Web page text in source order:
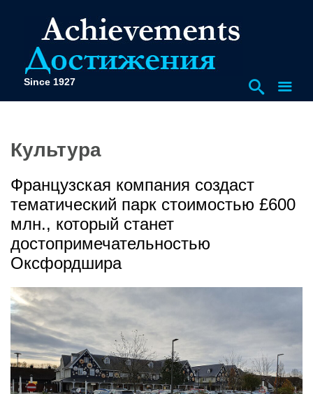
Since 1927
Культура
Французская компания создаст
тематический парк стоимостью £600
млн., который станет
достопримечательностью
Оксфордшира